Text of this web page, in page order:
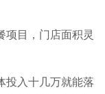
项目，门店面积灵
投入十几万就能落